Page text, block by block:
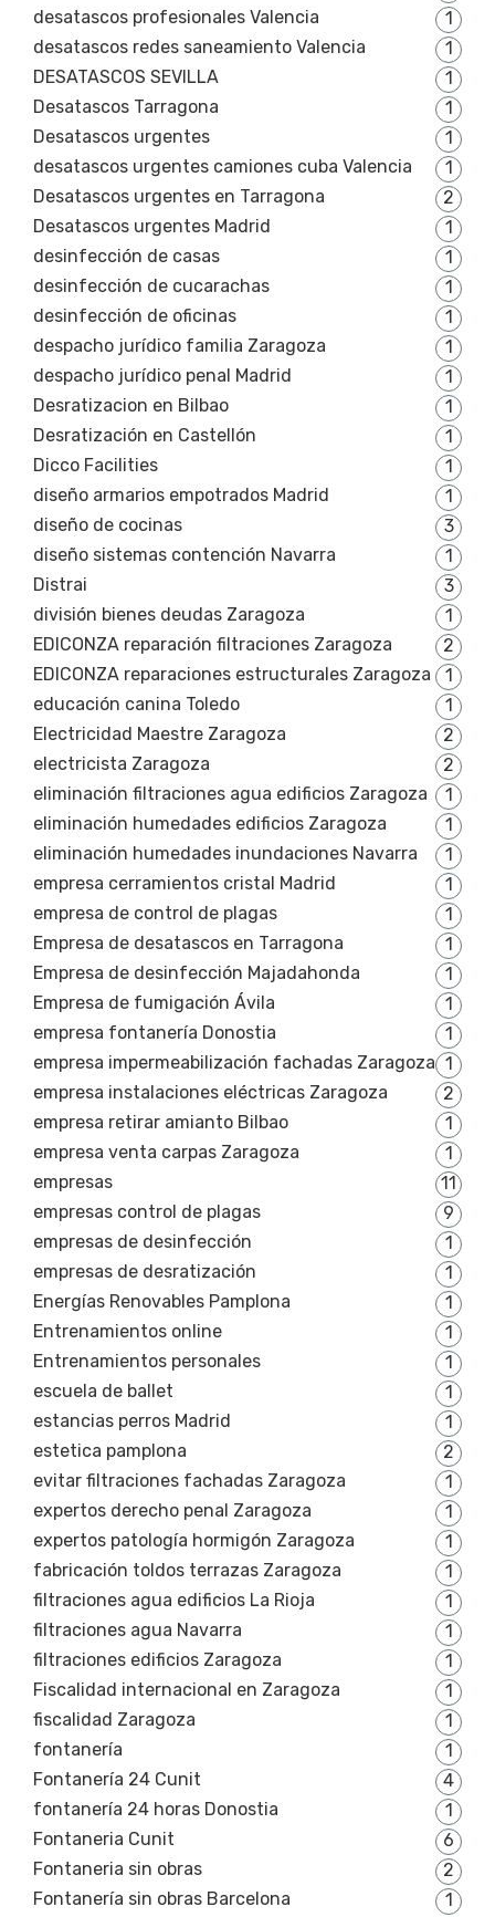
desatascos profesionales Valencia
1
desatascos redes saneamiento Valencia
1
DESATASCOS SEVILLA
1
Desatascos Tarragona
1
Desatascos urgentes
1
desatascos urgentes camiones cuba Valencia
1
Desatascos urgentes en Tarragona
2
Desatascos urgentes Madrid
1
desinfección de casas
1
desinfección de cucarachas
1
desinfección de oficinas
1
despacho jurídico familia Zaragoza
1
despacho jurídico penal Madrid
1
Desratizacion en Bilbao
1
Desratización en Castellón
1
Dicco Facilities
1
diseño armarios empotrados Madrid
1
diseño de cocinas
3
diseño sistemas contención Navarra
1
Distrai
3
división bienes deudas Zaragoza
1
EDICONZA reparación filtraciones Zaragoza
2
EDICONZA reparaciones estructurales Zaragoza
1
educación canina Toledo
1
Electricidad Maestre Zaragoza
2
electricista Zaragoza
2
eliminación filtraciones agua edificios Zaragoza
1
eliminación humedades edificios Zaragoza
1
eliminación humedades inundaciones Navarra
1
empresa cerramientos cristal Madrid
1
empresa de control de plagas
1
Empresa de desatascos en Tarragona
1
Empresa de desinfección Majadahonda
1
Empresa de fumigación Ávila
1
empresa fontanería Donostia
1
empresa impermeabilización fachadas Zaragoza 1
empresa instalaciones eléctricas Zaragoza
2
empresa retirar amianto Bilbao
1
empresa venta carpas Zaragoza
1
empresas
11
empresas control de plagas
9
empresas de desinfección
1
empresas de desratización
1
Energías Renovables Pamplona
1
Entrenamientos online
1
Entrenamientos personales
1
escuela de ballet
1
estancias perros Madrid
1
estetica pamplona
2
evitar filtraciones fachadas Zaragoza
1
expertos derecho penal Zaragoza
1
expertos patología hormigón Zaragoza
1
fabricación toldos terrazas Zaragoza
1
filtraciones agua edificios La Rioja
1
filtraciones agua Navarra
1
filtraciones edificios Zaragoza
1
Fiscalidad internacional en Zaragoza
1
fiscalidad Zaragoza
1
fontanería
1
Fontanería 24 Cunit
4
fontanería 24 horas Donostia
1
Fontaneria Cunit
6
Fontaneria sin obras
2
Fontanería sin obras Barcelona
1